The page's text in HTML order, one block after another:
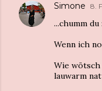
Simone 8.
...chumm du
Wenn ich
Wie wötsch
lauwarm